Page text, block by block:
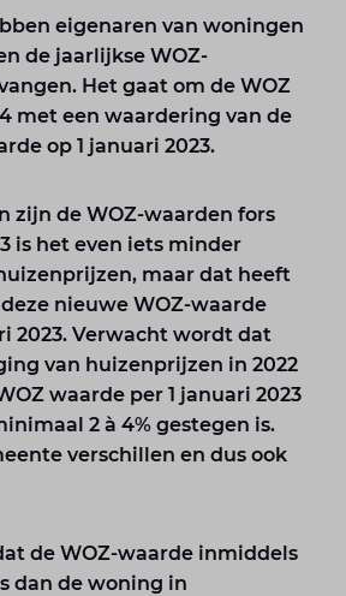
eigenaren van woningen
de jaarlijkse WOZ-
Het gaat om de WOZ
met een waardering van de
op 1 januari 2023.
zijn de WOZ-waarden fors
is het even iets minder
maar dat heeft
nieuwe WOZ-waarde
2023. Verwacht wordt dat
van huizenprijzen in 2022
waarde per 1 januari 2023
2 à 4% gestegen is.
verschillen en dus ook
de WOZ-waarde inmiddels
dan de woning in